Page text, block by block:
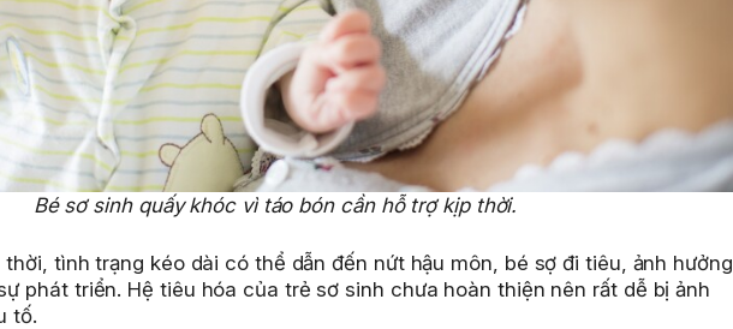
Bé sơ sinh quấy khóc vì táo bón cần hỗ trợ kịp thời.
thời, tình trạng kéo dài có thể dẫn đến nứt hậu môn, bé sợ đi tiêu, ảnh hưởng
phát triển. Hệ tiêu hóa của trẻ sơ sinh chưa hoàn thiện nên rất dễ bị ảnh
tố.